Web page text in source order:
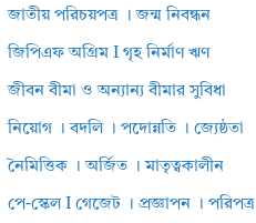
জাতীয় পরিচয়পত্র । জন্ম নিবন্ধন
জিপিএফ অগ্রিম I গৃহ নির্মাণ ঋণ
জীবন বীমা ও অন্যান্য বীমার সুবিধা
নিয়োগ । বদলি । পদোন্নতি । জ্যেষ্ঠতা
নৈমিত্তিক । অর্জিত । মাতৃত্বকালীন
পে-স্কেল I গেজেট । প্রজ্ঞাপন । পরিপত্র